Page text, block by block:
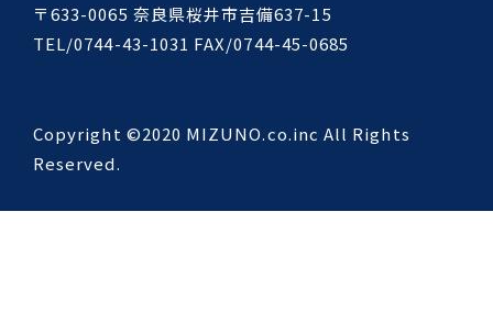
〒633-0065 奈良県桜井市吉備637-15
TEL/0744-43-1031 FAX/0744-45-0685
Copyright ©2020 MIZUNO.co.inc All Rights
Reserved.